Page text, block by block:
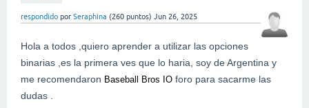
respondido por Seraphina (260 puntos) Jun 26, 2025
Hola a todos ,quiero aprender a utilizar las opciones
binarias ,es la primera ves que lo haria, soy de Argentina y
me recomendaron Baseball Bros IO foro para sacarme las
dudas .